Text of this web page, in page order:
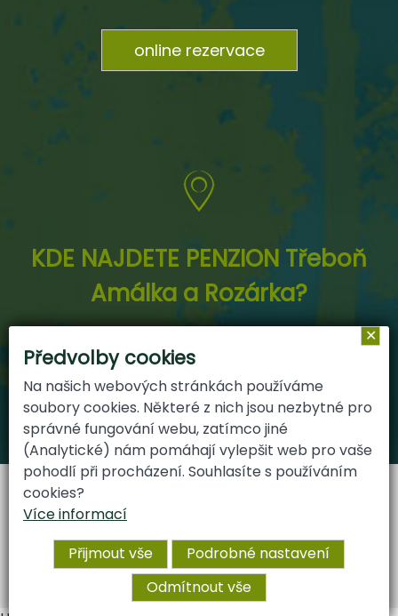
online rezervace
KDE NAJDETE PENZION Třeboň
Amálka a Rozárka?
Domanín 130
37901 Třeboň
Tvorba webových stránek
Ochrana osobních údajů|Penzion Pálava|
Ubytování Třeboň Hacienda|Ubytování jižní
|Naši partneři|
Předvolby cookies
Na našich webových stránkách používáme
soubory cookies. Některé z nich jsou nezbytné pro
správné fungování webu, zatímco jiné
(Analytické) nám pomáhají vylepšit web pro vaše
pohodlí při procházení. Souhlasíte s používáním
cookies?
Více informací
Přijmout vše
Podrobné nastavení
Odmítnout vše
✕